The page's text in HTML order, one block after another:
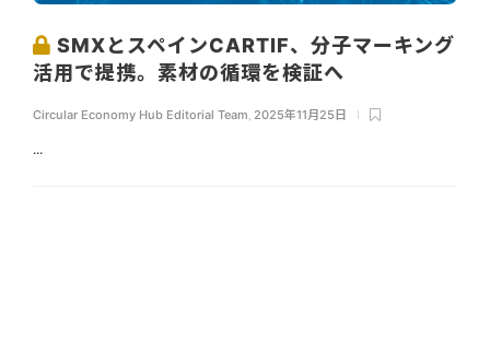
SMXとスペインCARTIF、分子マーキング
活用で提携。素材の循環を検証へ
Circular Economy Hub Editorial Team 2025年11月25日
...